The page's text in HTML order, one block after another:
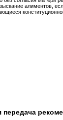
алиментов,
передача